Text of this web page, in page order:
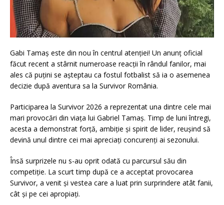
Gabi Tamaș este din nou în centrul atenției! Un anunț oficial
făcut recent a stârnit numeroase reacții în rândul fanilor, mai
ales că puțini se așteptau ca fostul fotbalist să ia o asemenea
decizie după aventura sa la Survivor România.
Participarea la Survivor 2026 a reprezentat una dintre cele mai
mari provocări din viața lui Gabriel Tamaș. Timp de luni întregi,
acesta a demonstrat forță, ambiție și spirit de lider, reușind să
devină unul dintre cei mai apreciați concurenți ai sezonului.
Însă surprizele nu s-au oprit odată cu parcursul său din
competiție. La scurt timp după ce a acceptat provocarea
Survivor, a venit și vestea care a luat prin surprindere atât fanii,
cât și pe cei apropiați.